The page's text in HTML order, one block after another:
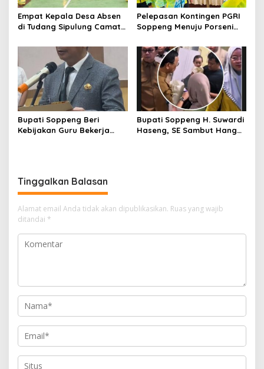
Empat Kepala Desa Absen
di Tudang Sipulung Camat
Tuai Tanda Tanya
Pelepasan Kontingen PGRI
Soppeng Menuju Porseni
Sportivitas dan Harumkan
Nama Bumi Latemmamala
Bupati Soppeng Beri
Kebijakan Guru Bekerja
Bupati Soppeng H. Suwardi
Haseng, SE Sambut Hangat
Tinggalkan Balasan
Alamat email Anda tidak akan dipublikasikan. Ruas yang wajib
ditandai *